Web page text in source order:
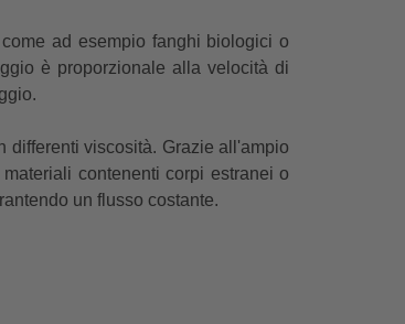
ad esempio fanghi biologici o
è proporzionale alla velocità di
differenti viscosità. Grazie all'ampio
contenenti corpi estranei o
un flusso costante.